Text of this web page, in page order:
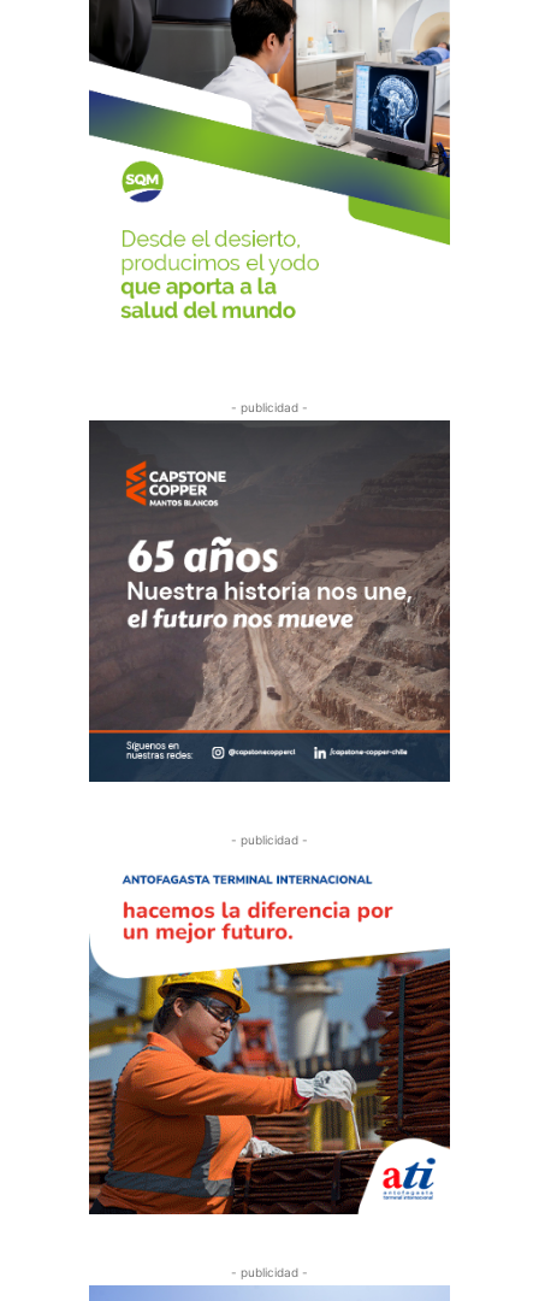
- publicidad -
- publicidad -
- publicidad -